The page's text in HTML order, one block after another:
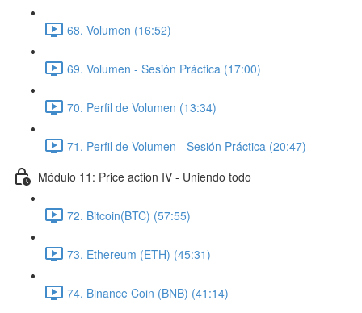
68. Volumen (16:52)
69. Volumen - Sesión Práctica (17:00)
70. Perfil de Volumen (13:34)
71. Perfil de Volumen - Sesión Práctica (20:47)
Módulo 11: Price action IV - Uniendo todo
72. Bitcoin(BTC) (57:55)
73. Ethereum (ETH) (45:31)
74. Binance Coin (BNB) (41:14)